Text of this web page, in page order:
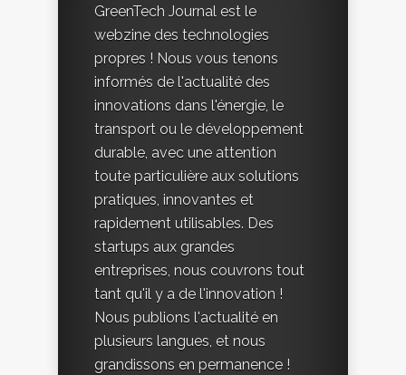
GreenTech Journal est le
webzine des technologies
propres ! Nous vous tenons
informés de l'actualité des
innovations dans l'énergie, le
transport ou le développement
durable, avec une attention
toute particulière aux solutions
pratiques, innovantes et
rapidement utilisables. Des
startups aux grandes
entreprises, nous couvrons tout
tant qu'il y a de l'innovation !
Nous publions l'actualité en
plusieurs langues, et nous
grandissons en permanence !